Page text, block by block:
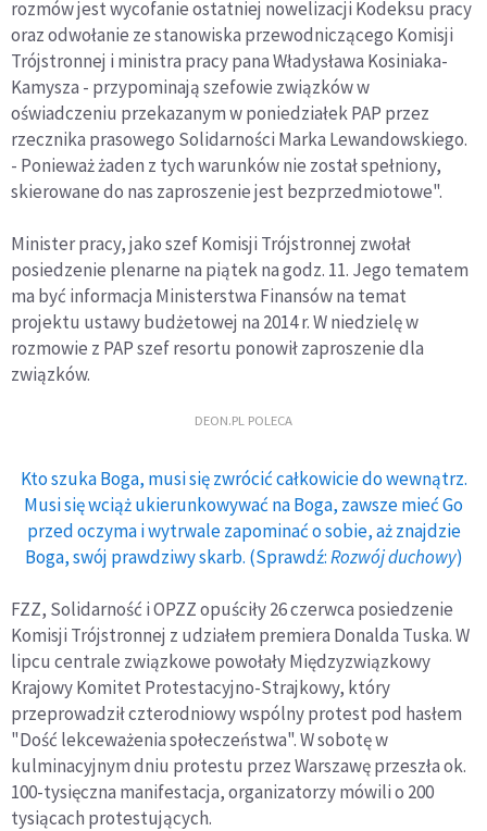
rozmów jest wycofanie ostatniej nowelizacji Kodeksu pracy
oraz odwołanie ze stanowiska przewodniczącego Komisji
Trójstronnej i ministra pracy pana Władysława Kosiniaka-
Kamysza - przypominają szefowie związków w
oświadczeniu przekazanym w poniedziałek PAP przez
rzecznika prasowego Solidarności Marka Lewandowskiego.
- Ponieważ żaden z tych warunków nie został spełniony,
skierowane do nas zaproszenie jest bezprzedmiotowe".
Minister pracy, jako szef Komisji Trójstronnej zwołał
posiedzenie plenarne na piątek na godz. 11. Jego tematem
ma być informacja Ministerstwa Finansów na temat
projektu ustawy budżetowej na 2014 r. W niedzielę w
rozmowie z PAP szef resortu ponowił zaproszenie dla
związków.
DEON.PL POLECA
Kto szuka Boga, musi się zwrócić całkowicie do wewnątrz.
Musi się wciąż ukierunkowywać na Boga, zawsze mieć Go
przed oczyma i wytrwale zapominać o sobie, aż znajdzie
Boga, swój prawdziwy skarb. (Sprawdź:Rozwój duchowy)
FZZ, Solidarność i OPZZ opuściły 26 czerwca posiedzenie
Komisji Trójstronnej z udziałem premiera Donalda Tuska. W
lipcu centrale związkowe powołały Międzyzwiązkowy
Krajowy Komitet Protestacyjno-Strajkowy, który
przeprowadził czterodniowy wspólny protest pod hasłem
"Dość lekceważenia społeczeństwa". W sobotę w
kulminacyjnym dniu protestu przez Warszawę przeszła ok.
100-tysięczna manifestacja, organizatorzy mówili o 200
tysiącach protestujących.